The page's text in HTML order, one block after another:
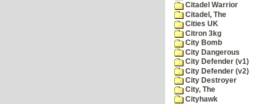
Citadel Warrior
Citadel, The
Cities UK
Citron 3kg
City Bomb
City Dangerous
City Defender (v1)
City Defender (v2)
City Destroyer
City, The
Cityhawk